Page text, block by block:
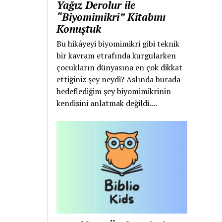
Yağız Derolur ile
“Biyomimikri” Kitabını
Konuştuk
Bu hikâyeyi biyomimikri gibi teknik
bir kavram etrafında kurgularken
çocukların dünyasına en çok dikkat
ettiğiniz şey neydi? Aslında burada
hedeflediğim şey biyomimikrinin
kendisini anlatmak değildi....